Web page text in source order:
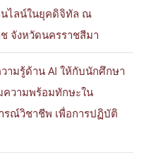
นไลน์ในยุคดิจิทัล ณ
จังหวัดนครราชสีมา
ามรู้ด้าน AI ให้กับนักศึกษา
ความพร้อมทักษะใน
รณ์วิชาชีพ เพื่อการปฏิบัติ